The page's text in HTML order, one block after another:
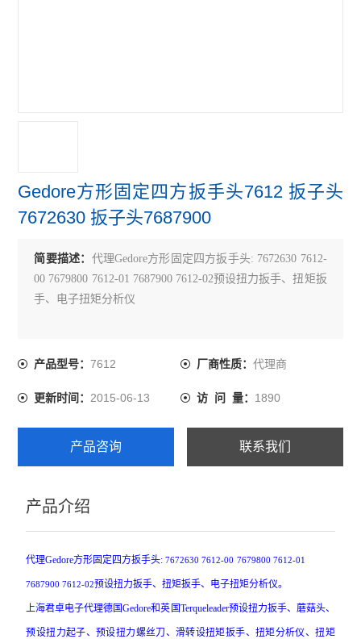
Gedore方形固定四方扳手头7612 扳子头
7672630 扳子头7687900
简要描述： 代理Gedore方形固定四方扳手头: 7672630 7612-
00 7679800 7612-01 7687900 7612-02预设扭力扳手、扭矩扳
手、电子扭矩分析仪
产品型号：7612 厂商性质： 代理商
更新时间：2015-06-13 访 问 量： 1890
产品咨询 联系我们
产品介绍
代理Gedore方形固定四方扳手头: 76726307612-00 76798007612-01
76879007612-02预设扭力扳手、扭矩扳手、电子扭矩分析仪。
上海君卓电子代理德国Gedore和英国Terqueleader预设扭力扳手、蘑菇头、
预设扭力起子、预设扭力螺丝刀、滑转设扭矩扳手、扭矩分析仪、扭矩